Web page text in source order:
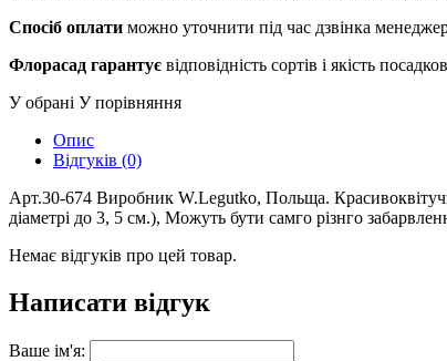
Спосіб оплати можно уточнити під час дзвінка
Флорасад гарантує відповідність сортів і якість
У обрані У порівняння
Опис
Відгуків (0)
Арт.30-674 Виробник W.Legutko, Польща.
діаметрі до 3, 5 см.), Можуть бути самго різнго
Немає відгуків про цей товар.
Написати відгук
Ваше ім'я: